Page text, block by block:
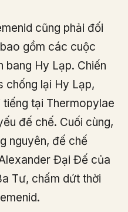
cũng phải đối
gồm các cuộc
bang Hy Lạp. Chiến
chống lại Hy Lạp,
tại Thermopylae
đế chế. Cuối cùng,
nguyên, đế chế
Đại Đế của
Tư, chấm dứt thời